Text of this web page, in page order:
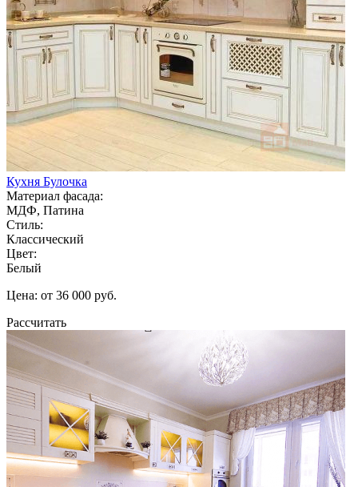
Кухня Булочка
Материал фасада:
МДФ, Патина
Стиль:
Классический
Цвет:
Белый
Цена: от 36 000 руб.
Рассчитать